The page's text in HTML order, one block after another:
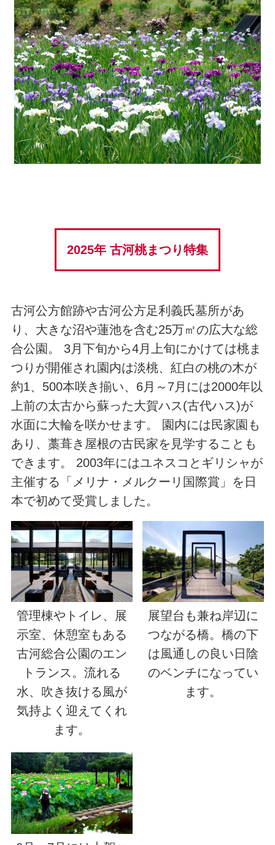
2025年 古河桃まつり特集
古河公方館跡や古河公方足利義氏墓所があ
り、大きな沼や蓮池を含む25万㎡の広大な総
合公園。 3月下旬から4月上旬にかけては桃ま
つりが開催され園内は淡桃、紅白の桃の木が
約1、500本咲き揃い、6月～7月には2000年以
上前の太古から蘇った大賀ハス(古代ハス)が
水面に大輪を咲かせます。 園内には民家園も
あり、藁葺き屋根の古民家を見学することも
できます。 2003年にはユネスコとギリシャが
主催する「メリナ・メルクーリ国際賞」を日
本で初めて受賞しました。
管理棟やトイレ、展
示室、休憩室もある
古河総合公園のエン
トランス。流れる
水、吹き抜ける風が
気持よく迎えてくれ
ます。
展望台も兼ね岸辺に
つながる橋。橋の下
は風通しの良い日陰
のベンチになってい
ます。